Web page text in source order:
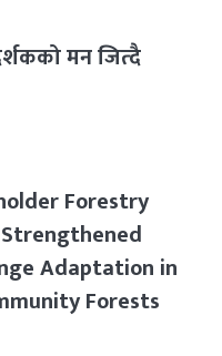
मन जित्दै
Forestry
Adaptation in
Forests